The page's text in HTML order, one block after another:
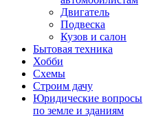
Двигатель
Подвеска
Кузов и салон
Бытовая техника
Хобби
Схемы
Строим дачу
Юридические вопросы
по земле и зданиям